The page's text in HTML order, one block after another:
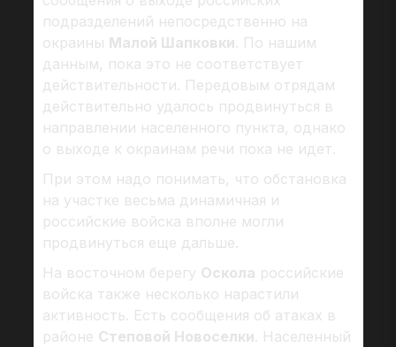
подразделений непосредственно на
окраины Малой Шапковки. По нашим
данным, пока это не соответствует
действительности. Передовым отрядам
действительно удалось продвинуться в
направлении населенного пункта, однако
о выходе к окраинам речи пока не идет.
При этом надо понимать, что обстановка
на участке весьма динамичная и
российские войска вполне могли
продвинуться еще дальше.
На восточном берегу Оскола российские
войска также несколько нарастили
активность. Есть сообщения об атаках в
районе Степовой Новоселки. Населенный